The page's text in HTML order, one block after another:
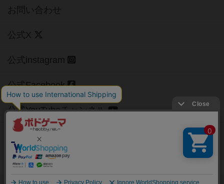
お問い合わせ
公式X
公式instagram
公式Facebook
公式YouTubeチャンネル